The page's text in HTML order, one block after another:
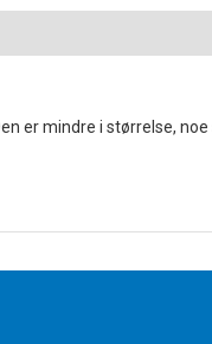
er mindre i størrelse,